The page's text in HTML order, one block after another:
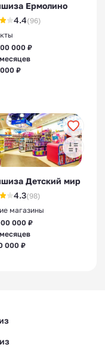
Ермолино
4.4(96)
000 ₽
₽
Детский мир
4.3(98)
магазины
000 ₽
000 ₽